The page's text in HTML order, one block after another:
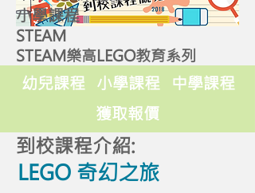
小學課程
STEAM
STEAM樂高LEGO教育系列
幼兒課程 小學課程
中學課程
獲取報價
到校課程介紹:
LEGO 奇幻之旅